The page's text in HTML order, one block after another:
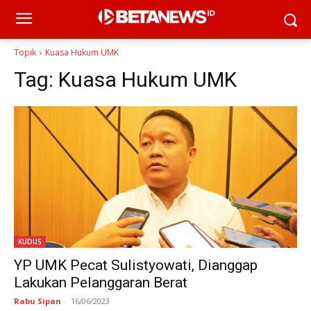
Topik Kuasa Hukum UMK
Tag: Kuasa Hukum UMK
KUDUS
YP UMK Pecat Sulistyowati, Dianggap
Lakukan Pelanggaran Berat
Rabu Sipan - 16/06/2023